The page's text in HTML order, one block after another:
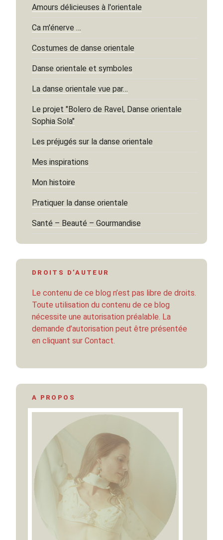
Amours délicieuses à l'orientale
Ca m'énerve …
Costumes de danse orientale
Danse orientale et symboles
La danse orientale vue par…
Le projet "Bolero de Ravel, Danse orientale
Sophia Sola"
Les préjugés sur la danse orientale
Mes inspirations
Mon histoire
Pratiquer la danse orientale
Santé – Beauté – Gourmandise
DROITS D’AUTEUR
Le contenu de ce blog n’est pas libre de droits.
Toute utilisation du contenu de ce blog
nécessite une autorisation préalable. La
demande d’autorisation peut être présentée
en cliquant sur Contact.
A PROPOS